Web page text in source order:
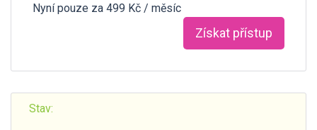
Nyní pouze za 499 Kč / měsíc
Získat přístup
Stav: